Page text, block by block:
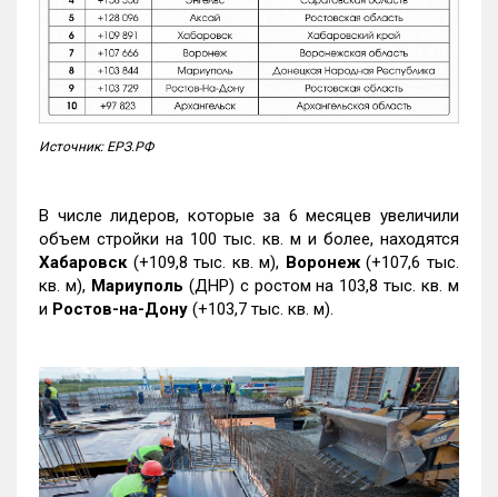
Источник: ЕРЗ.РФ
В числе лидеров, которые за 6 месяцев увеличили
объем стройки на 100 тыс. кв. м и более, находятся
Хабаровск (+109,8 тыс. кв. м), Воронеж(+107,6 тыс.
кв. м), Мариуполь (ДНР) с ростом на 103,8 тыс. кв. м
и Ростов-на-Дону (+103,7 тыс. кв. м).